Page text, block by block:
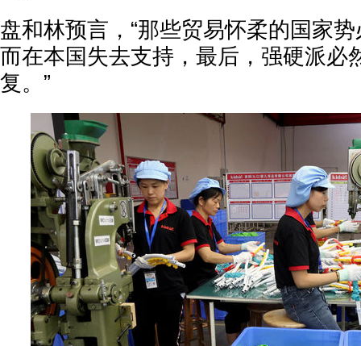
盘和林预言，“那些贸易怀柔的国家
而在本国失去支持，最后，强硬派必
复。”